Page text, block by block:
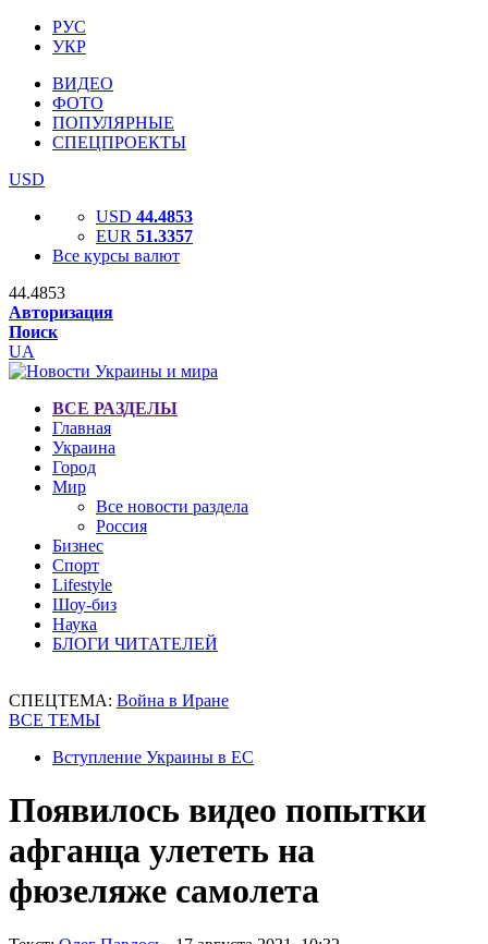
РУС
УКР
ВИДЕО
ФОТО
ПОПУЛЯРНЫЕ
СПЕЦПРОЕКТЫ
USD
USD 44.4853
EUR 51.3357
Все курсы валют
44.4853
Авторизация
Поиск
UA
ВСЕ РАЗДЕЛЫ
Главная
Украина
Город
Мир
Все новости раздела
Россия
Бизнес
Спорт
Lifestyle
Шоу-биз
Наука
БЛОГИ ЧИТАТЕЛЕЙ
СПЕЦТЕМА: Война в Иране
ВСЕ ТЕМЫ
Вступление Украины в ЕС
Появилось видео попытки
афганца улететь на
фюзеляже самолета